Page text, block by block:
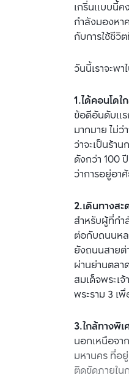
เกริ่นแบบนี้ค
กำลังมองหา
กับการใช้ชีวิ
วันนี้เราจะพ
1.ได้คอนโด
ข้อดีอันดับแร
มากมาย ไม่
ว่าจะเป็นร้า
ดังกว่า 100
ว่าการอยู่อา
2.เดินทางส
สำหรับผู้ที่กำ
ต่อกับถนนหล
ยังถนนสาย
ผ่านย่านตลา
สมเด็จพระเ
พระราม 3 เ
3.ใกล้ทางพิ
นอกเหนือจา
มหานคร ที่อ
ติดขัดภายใน